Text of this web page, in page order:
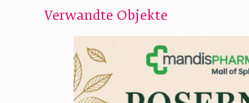
Verwandte Objekte